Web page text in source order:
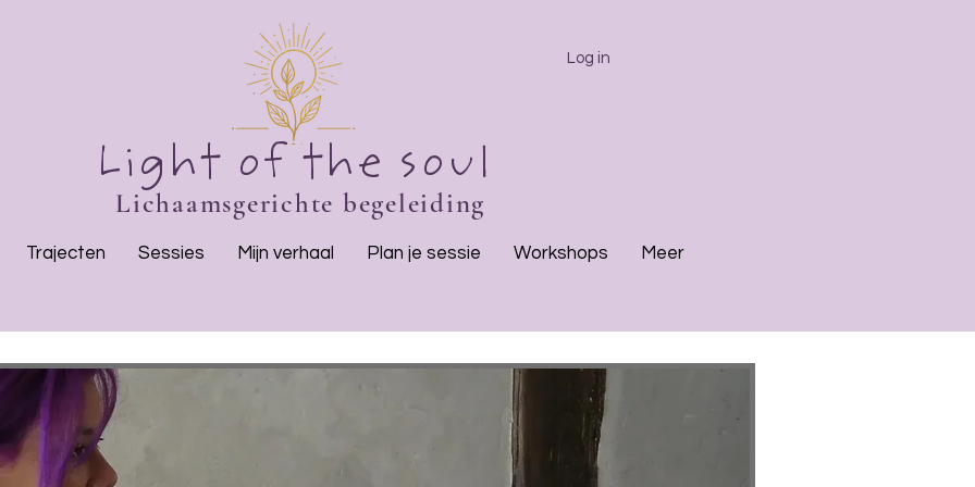
Log in
Light of the soul
Lichaamsgerichte begeleiding
Trajecten Sessies Mijn verhaal Plan je sessie Workshops Meer